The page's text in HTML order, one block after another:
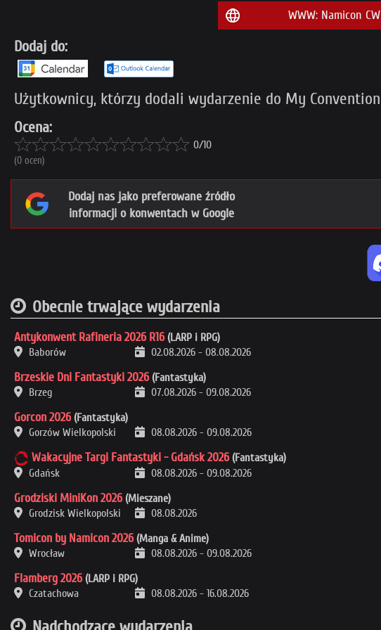
WWW: Namicon
Dodaj do:
Użytkownicy, którzy dodali wydarzenie do My
Ocena:
0/10
(0 ocen)
Dodaj nas jako preferowane źródło
informacji o konwentach w Google
Obecnie trwające wydarzenia
Antykonwent Rafineria 2026 R16 (LARP i RPG)
Baborów
02.08.2026 - 08.08.2026
Brzeskie Dni Fantastyki 2026 (Fantastyka)
Brzeg
07.08.2026 - 09.08.2026
Gorcon 2026 (Fantastyka)
Gorzów Wielkopolski
08.08.2026 - 09.08.2026
Wakacyjne Targi Fantastyki - Gdańsk 2026 (Fantastyka)
Gdańsk
08.08.2026 - 09.08.2026
Grodziski MiniKon 2026 (Mieszane)
Grodzisk Wielkopolski
08.08.2026
Tomicon by Namicon 2026 (Manga & Anime)
Wrocław
08.08.2026 - 09.08.2026
Flamberg 2026 (LARP i RPG)
Czatachowa
08.08.2026 - 16.08.2026